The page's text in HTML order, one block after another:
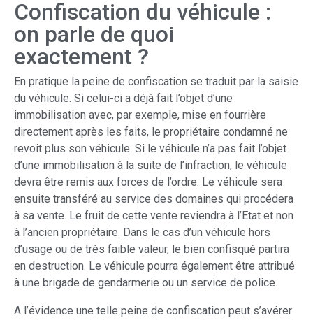
Confiscation du véhicule :
on parle de quoi
exactement ?
En pratique la peine de confiscation se traduit par la saisie
du véhicule. Si celui-ci a déjà fait l’objet d’une
immobilisation avec, par exemple, mise en fourrière
directement après les faits, le propriétaire condamné ne
revoit plus son véhicule. Si le véhicule n’a pas fait l’objet
d’une immobilisation à la suite de l’infraction, le véhicule
devra être remis aux forces de l’ordre. Le véhicule sera
ensuite transféré au service des domaines qui procédera
à sa vente. Le fruit de cette vente reviendra à l’Etat et non
à l’ancien propriétaire. Dans le cas d’un véhicule hors
d’usage ou de très faible valeur, le bien confisqué partira
en destruction. Le véhicule pourra également être attribué
à une brigade de gendarmerie ou un service de police.
A l’évidence une telle peine de confiscation peut s’avérer